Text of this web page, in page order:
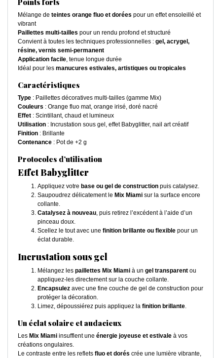
Points forts
Mélange de teintes orange fluo et dorées pour un effet ensoleillé et
vibrant
Paillettes multi-tailles pour un rendu profond et structuré
Convient à toutes les techniques professionnelles : gel, acrygel,
résine, vernis semi-permanent
Application facile, tenue longue durée
Idéal pour les manucures estivales, artistiques ou tropicales
Caractéristiques
Type : Paillettes décoratives multi-tailles (gamme Mix)
Couleurs : Orange fluo mat, orange irisé, doré nacré
Effet : Scintillant, chaud et lumineux
Utilisation : Incrustation sous gel, effet Babyglitter, nail art créatif
Finition : Brillante
Contenance : Pot de +2 g
Protocoles d’utilisation
Effet Babyglitter
Appliquez votre base ou gel de construction puis catalysez.
Saupoudrez délicatement le Mix Miami sur la surface encore
collante.
Catalysez à nouveau, puis retirez l’excédent à l’aide d’un
pinceau doux.
Scellez le tout avec une finition brillante ou flexible pour un
éclat durable.
Incrustation sous gel
Mélangez les paillettes Mix Miami à un gel transparent ou
appliquez-les directement sur la couche collante.
Encapsulez avec une fine couche de gel de construction pour
protéger la décoration.
Limez, dépoussiérez puis appliquez la finition brillante.
Un éclat solaire et audacieux
Les Mix Miami insufflent une énergie joyeuse et estivale à vos
créations ongulaires.
Le contraste entre les reflets fluo et dorés crée une lumière vibrante,